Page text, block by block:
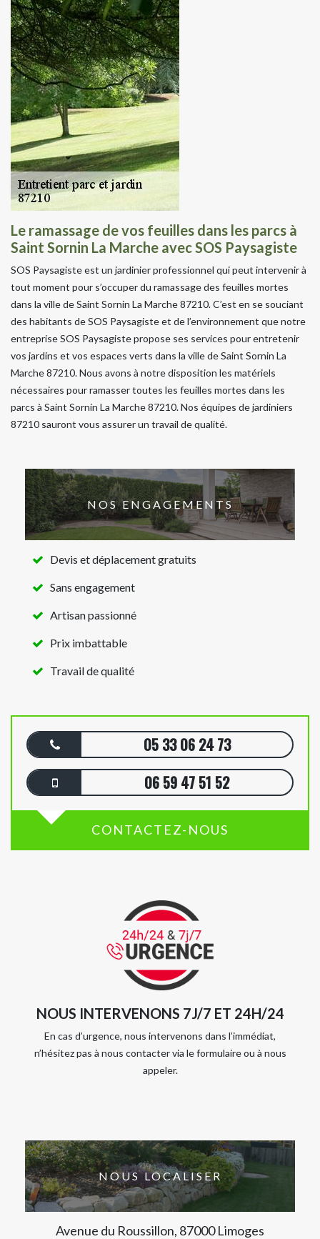
Le ramassage de vos feuilles dans les parcs à
Saint Sornin La Marche avec SOS Paysagiste
SOS Paysagiste est un jardinier professionnel qui peut intervenir à
tout moment pour s’occuper du ramassage des feuilles mortes
dans la ville de Saint Sornin La Marche 87210. C’est en se souciant
des habitants de SOS Paysagiste et de l’environnement que notre
entreprise SOS Paysagiste propose ses services pour entretenir
vos jardins et vos espaces verts dans la ville de Saint Sornin La
Marche 87210. Nous avons à notre disposition les matériels
nécessaires pour ramasser toutes les feuilles mortes dans les
parcs à Saint Sornin La Marche 87210. Nos équipes de jardiniers
87210 sauront vous assurer un travail de qualité.
NOS ENGAGEMENTS
Devis et déplacement gratuits
Sans engagement
Artisan passionné
Prix imbattable
Travail de qualité
05 33 06 24 73
06 59 47 51 52
CONTACTEZ-NOUS
NOUS INTERVENONS 7J/7 ET 24H/24
En cas d’urgence, nous intervenons dans l’immédiat,
n’hésitez pas à nous contacter via le formulaire ou à nous
appeler.
NOUS LOCALISER
Avenue du Roussillon, 87000 Limoges